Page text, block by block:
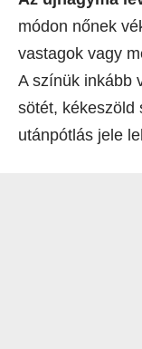
módon nőnek
vastagok vagy
A színük inkább
sötét, kékeszöld
utánpótlás jele